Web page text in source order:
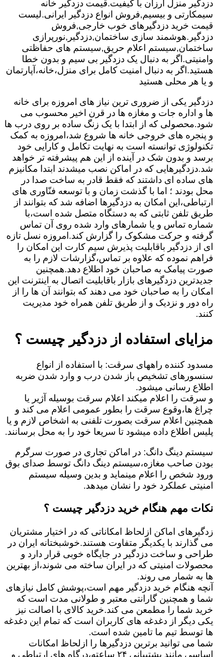
دزدگیر منزل ارزان با کیفیت.قیمت دزدگیر خانه
سیمکارتی و بیسیم,فروش انواع دزدگیر ایرانی.لیست
قیمت خرید دزدگیرهای خوب خارجی,فروش
دزدگیر.هوشمند سازی ساختمان,دزدگیر,نورپرازی
ساختمان,سیستم اعلام حریق,سیستم های حفاظتی
وامنیتی.اگر به دنبال یک دزدگیر بی سیم و بدون خطا
هستید.اگر به دنبال امنیت کامل برای منزل،خانه،آپارتمان
و یا هر محلی هستید
دزدگیر یکی از ضروری ترین نیاز های امروزه برای خانه
ها و اداره جات و مغازه ها در قرن اخیر محسوب می
شود.محصولی که از ابتدا با یک زنگ ساده بر روی درب ها
و پنجره های خروجی خانه ها شروع شد،امروزه به کمک
تکنولوژی توانسته است به نهایت تکامل و کارایی خود
برسد و بدون شک در آینده از این هم پیشرفته تر خواهد
شد.دزدگیرهایی که در اماکن نصب میشدند ابتدا مکانیزم
های ساده ای داشتند که فقط قادر به ساخت صدا در
محل بودند ؛ اما با گذشت زمان و با توسعه فنّاوری های
ارتباطی،این امکان به دزدگیرها اضافه شد که بتوانند از
طریق تلفن ثابتی که به دستگاه متصل شده است،با
شماره تماس و یا شمارهای وارد شده روی آن تماس
گرفته و حرکت مشکوک را گزارش کند.امروزه نسل تازه
ای از دزدگیر باقابلیت پذیرش سیم کارت این امکان را
فراهم نموده که علاوه بر تماس،گزارشات لازم را به
صورت پیامک به صاحبان خود اطلاع دهد.همچنین
جدیدترین دزدگیرهای بازار باقابلیت اتصال به اینترنت این
امکان را به صاحبان خود می دهند که بتوانند آن ها را از
راه دور و نزدیک و از طریق تلفن همراه خود مدیریت
کنند.
مزایای استفاده از دزدگیر چیست ؟
مسدود کننده راههای سرقت: با استفاده از انواع
سنسورهای تشخیص باز شدن درب و وارد شدن ضربه
اطلاع رسانی میشود.
و سرقت را اعلام میکند اعلام سرقت بوسیله آژیر یا
چراغ ها،وقوع سرقت را بطور عمومی اعلام می کند و
همچنین اعلام سرقت بصورت تلفنی به اشخاص لازم و یا
پلیس اطلاع داده میشود تا سریعا خود را به محل برسانند.
سیستم دینگ دانگ: در اماکن تجاری در صورت سرگرم
بودن صاحب مغازه،سیستم دینگ دانگ توسط صدای بوق
ورود شخص را اعلام مینماید و بدین وسیله سیستم
امنیتی عملکرد خود را نشان میدهد.
نکات مهم هنگام خرید دزدگیر چیست ؟
زدگیرهای اماکن ازلحاظ امکاناتی که در اختیار مشتریان
می گذارند با یکدیگر متفاوت هستند.خوشبختانه ایران در
طراحی و ساخت دزدگیر در جایگاه خوبی قرار دارد و
محصولات امنیتی که در ایران ساخته می شوند،از بهترین
ها به شمار می روند.
آنچه هنگام خرید دزدگیر مهم است،پوشش کامل نیازهای
شما و همچنین گارانتی معتبر و طولانی مدت است که
خرید شما را مطمعن می کند.خرید کالای با اصالت نیز
یکی دیگر از دغدغه های کاربران است که تمام این دغدغه
ها توسط تیم ما تامین شده است.
شما می توانید برترین دزدگیرها را ازلحاظ امکانات
اساسی مانند پشتیبانی ۲۴ ساعته،درگاه های ارتباطی و